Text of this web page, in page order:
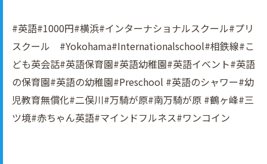
#英語#1000円#横浜#インターナショナルスクール#プリ
スクール #Yokohama#Internationalschool#相鉄線#こ
ども英会話#英語保育園#英語幼稚園#英語イべント#英語
の保育園#英語の幼稚園#Preschool #英語のシャワー#幼
児教育無償化#二俣川#万騎が原#南万騎が原 #鶴ヶ峰#三
ツ境#赤ちゃん英語#マインドフルネス#ワンコイン